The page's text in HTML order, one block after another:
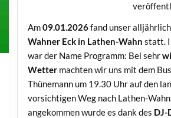
Am09.01.2026fand unser
Wahner Eck in Lathen-Wahn statt.
war der Name Programm: Bei sehr
Wettermachten wir uns mit dem
Thünemann um 19.30 Uhr auf den
vorsichtigen Weg nach Lathen-
angekommen wurde es dank des DJ-